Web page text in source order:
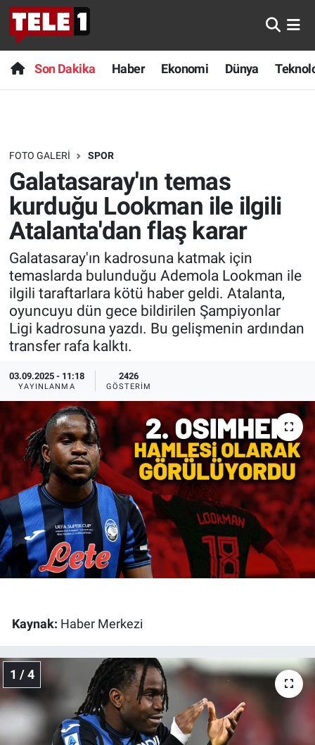
Son Dakika Haber Ekonomi Dünya
FOTO GALERI SPOR
Galatasaray'ın temas
kurduğu Lookman ile ilgili
Atalanta'dan flaş karar
Galatasaray'ın kadrosuna katmak için
temaslarda bulunduğu Ademola Lookman ile
ilgili taraftarlara kötü haber geldi. Atalanta,
oyuncuyu dün gece bildirilen Şampiyonlar
Ligi kadrosuna yazdı. Bu gelişmenin ardından
transfer rafa kalktı.
03.09.2025 - 11:18
YAYINLANMA
2426
GÖSTERIM
Kaynak: Haber Merkezi
1 / 4
Anında Manşet
Başka Sohbetler
Bilim turu
Bilim ve Teknoloji Evreni
Doğa Konuşuyor
Dünya
Ege Saati
Ege'den Esintiler
Eğitim
Eğlence
Ekonomi
Forum
Gerçeğin İzinde
Gün Başlıyor
Gün Ortası
Gündem Özel
Günün görüntüsü
Haber
Son Dakika
Haber
Dünya
Teknoloji
Sağlık
Spor
Yayın Akışı
İletişim
Nöbetçi Eczaneler
Hava Durumu
Trafik Durumu
Süper Lig Puan Durumu ve Fikstür
Tüm Manşetler
Son Dakika Haberleri
Haber Arşivi